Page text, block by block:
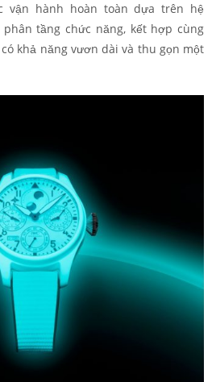
vận hành hoàn toàn dựa trên hệ
tầng chức năng, kết hợp cùng
khả năng vươn dài và thu gọn một